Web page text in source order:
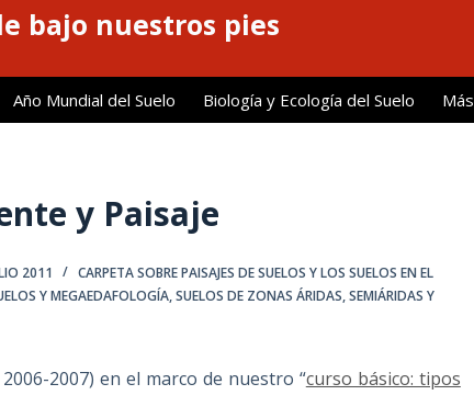
bajo nuestros pies
Año Mundial del Suelo Biología y Ecología del Suelo Más
y Paisaje
2011
CARPETA SOBRE PAISAJES DE SUELOS Y LOS SUELOS EN EL
Y MEGAEDAFOLOGÍA,SUELOS DE ZONAS ÁRIDAS, SEMIÁRIDAS Y
2006-2007) en el marco de nuestro “curso básico: tipos